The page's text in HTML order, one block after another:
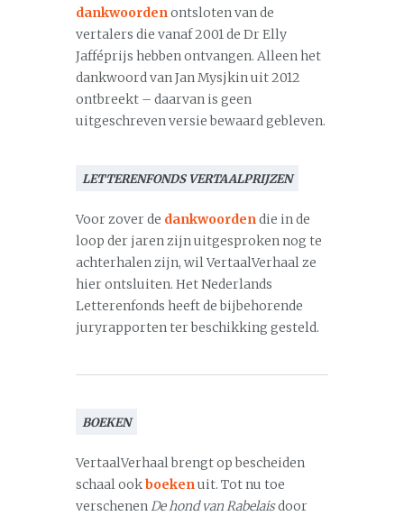
dankwoordenontsloten van de
vertalers die vanaf 2001 de Dr Elly
Jafféprijs hebben ontvangen. Alleen het
dankwoord van Jan Mysjkin uit 2012
ontbreekt – daarvan is geen
uitgeschreven versie bewaard gebleven.
LETTERENFONDS VERTAALPRIJZEN
Voor zover de dankwoordendie in de
loop der jaren zijn uitgesproken nog te
achterhalen zijn, wil VertaalVerhaal ze
hier ontsluiten. Het Nederlands
Letterenfonds heeft de bijbehorende
juryrapporten ter beschikking gesteld.
BOEKEN
VertaalVerhaal brengt op bescheiden
schaal ookboekenuit. Tot nu toe
verschenenDe hond van Rabelaisdoor